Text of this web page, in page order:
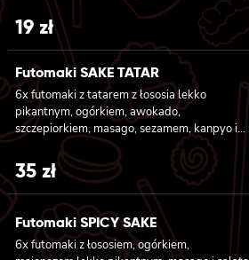
19 zł
Futomaki SAKE TATAR
6x futomaki z tatarem z łososia lekko
pikantnym, ogórkiem, awokado,
szczepiorkiem, masago, sezamem, kanpyo i
sałatą
35 zł
Futomaki SPICY SAKE
6x futomaki z łososiem, ogórkiem,